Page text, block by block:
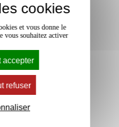
Non
cookies
et vous donne le
vous souhaitez activer
accepter
refuser